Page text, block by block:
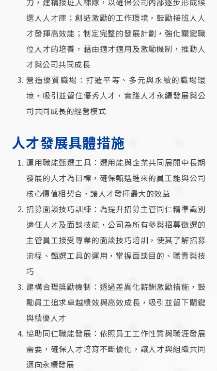
選人人才庫；創造激勵的工作環境，鼓勵接班人人
才發揮高效能；制定完整的發展計劃，強化關鍵職
位人才的培養，藉由適才適用及激勵機制，推動人
才與公司共同成長
營造優質職場：打造平等、多元與永續的職場環
境，吸引並留住優秀人才，實踐人才永續發展與公
司共同成長的經營模式
人才發展具體措施
運用職能甄選工具：選用能與企業共同展開中長期
發展的人才為目標，確保甄選進來的員工能與公司
核心價值相契合，讓人才發揮最大的效益
招募面談技巧訓練：為提升招募主管同仁精準識別
適任人才及面談技能，公司為所有參與招募徵選的
主管員工接受專業的面談技巧培訓，使其了解招募
流程、甄選工具的運用，掌握面談目的、職責與技
巧
建構合理獎勵機制：透過差異化薪酬激勵措施，鼓
勵員工追求卓越績效與高效成長，吸引並留下關鍵
與績優人才
協助同仁職能發展：依照員工工作性質與職涯發展
需要，確保人才培育不斷優化，讓人才與組織共同
邁向永續發展